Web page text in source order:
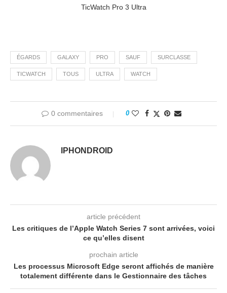
TicWatch Pro 3 Ultra
ÉGARDS GALAXY PRO SAUF SURCLASSE
TICWATCH TOUS ULTRA WATCH
0 commentaires 0
IPHONDROID
article précédent
Les critiques de l’Apple Watch Series 7 sont arrivées, voici
ce qu’elles disent
prochain article
Les processus Microsoft Edge seront affichés de manière
totalement différente dans le Gestionnaire des tâches